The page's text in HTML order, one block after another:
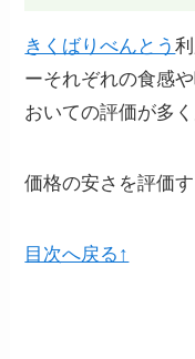
きくばりべんとう
ーそれぞれの食感
おいての評価が多く
価格の安さを評価
目次へ戻る↑